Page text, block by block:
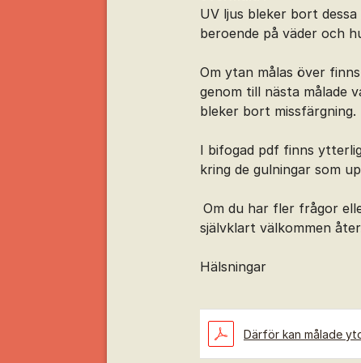
UV ljus bleker bort
beroende på väder och
Om ytan målas över
genom till nästa målade
bleker bort missfärgning.
I bifogad pdf finns
kring de gulningar som
Om du har fler frågor
självklart välkommen
Hälsningar
Därför kan målade